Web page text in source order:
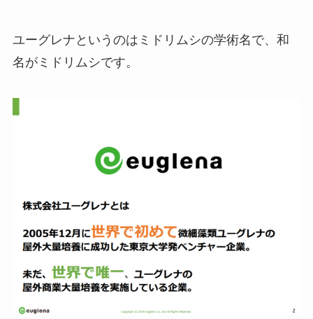
ユーグレナというのはミドリムシの学術名で、和
名がミドリムシです。